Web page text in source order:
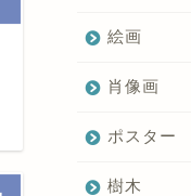
絵画
肖像画
ポスター
樹木